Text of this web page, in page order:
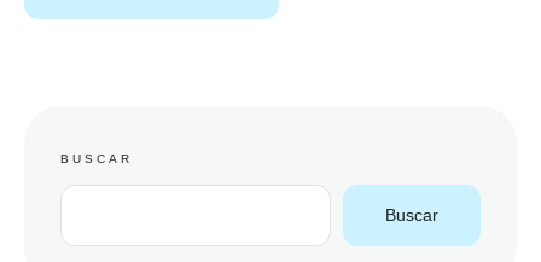
BUSCAR
Buscar